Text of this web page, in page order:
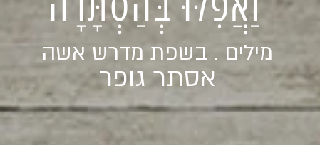
מילים . בשפת מדרש אשה
אסתר גופר